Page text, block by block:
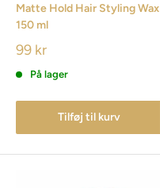
Matte Hold Hair Styling Wax
150 ml
99 kr
På lager
Tilføj til kurv